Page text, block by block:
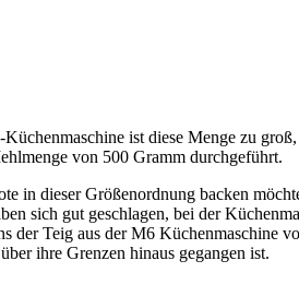
ist diese Menge zu
von 500 Gramm durchgeführt.
in dieser Größenordnung backen
sich gut geschlagen, bei der
Teig aus der M6 Küchenmaschine
ihre Grenzen hinaus gegangen ist.